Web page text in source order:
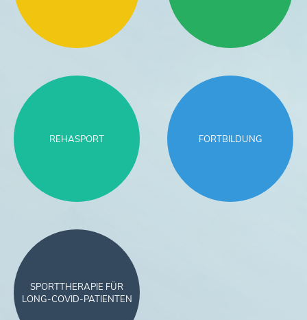
REHASPORT FORTBILDUNG
SPORTTHERAPIE FÜR
LONG-COVID-PATIENTEN